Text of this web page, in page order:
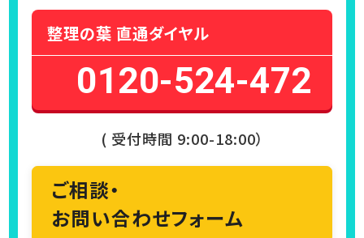
整理の葉 直通ダイヤル
0120-524-472
( 受付時間 9:00-18:00）
ご相談・
お問い合わせフォーム